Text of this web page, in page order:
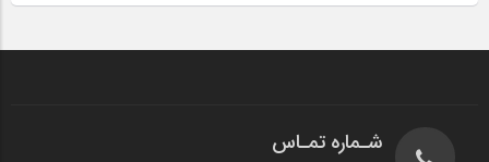
شـماره تمـاس